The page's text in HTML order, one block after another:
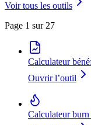
Voir tous les outils
Page 1 sur 27
Calculateur
Ouvrir l’outil
Calculateur